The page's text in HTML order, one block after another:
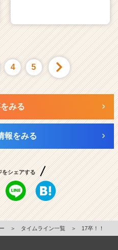
4 5
みる
報をみる
をシェアする
＞ タイムライン一覧 ＞ 17卒！！